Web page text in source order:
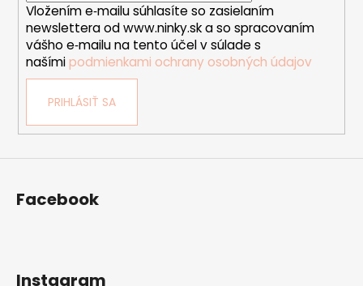
Vložením e‑mailu súhlasíte so zasielaním
newslettera od www.ninky.sk a so spracovaním
vášho e‑mailu na tento účel v súlade s
našími podmienkami ochrany osobných údajov
PRIHLÁSIŤ SA
Facebook
Instagram